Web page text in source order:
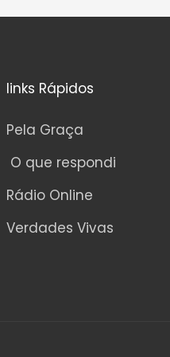
links Rápidos
Pela Graça
O que respondi
Rádio Online
Verdades Vivas